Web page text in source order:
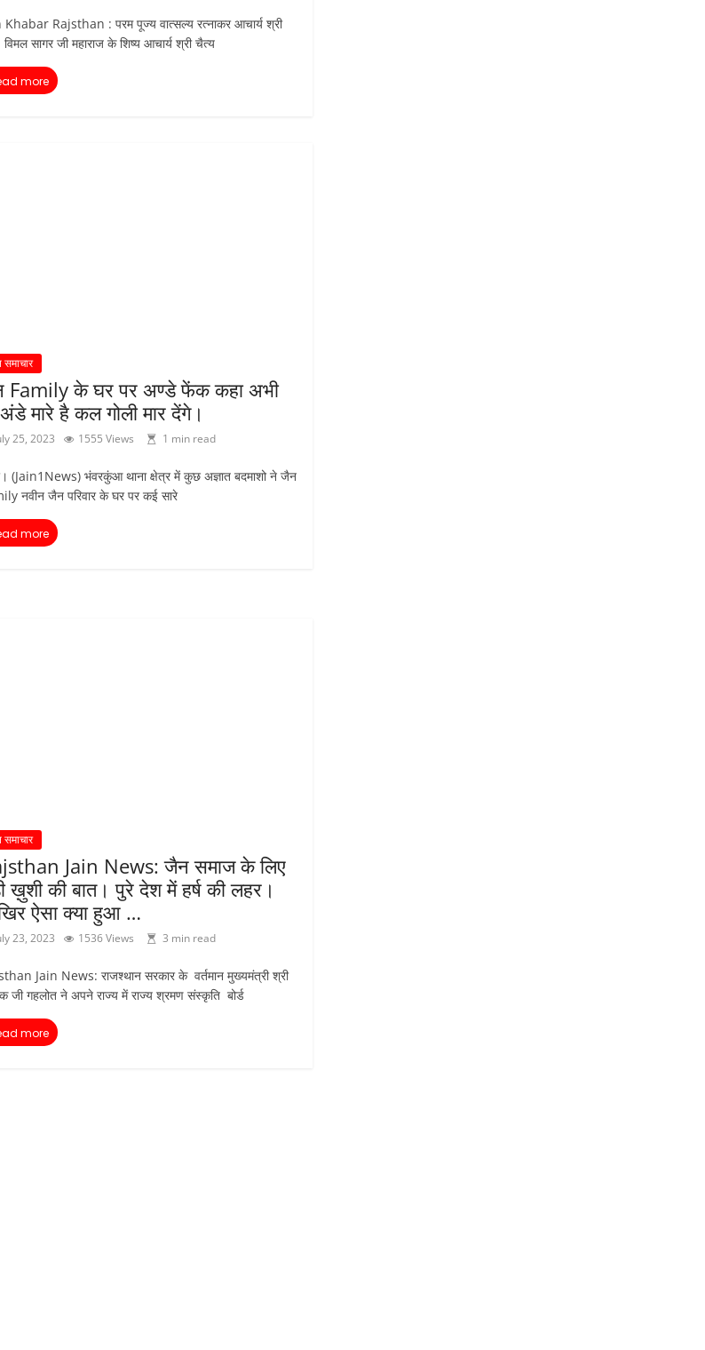
Khabar Rajsthan : परम पूज्य वात्सल्य रत्नाकर आचार्य श्री
सागर जी महाराज के शिष्य आचार्य श्री चैत्य
more
Family के घर पर अण्डे फेंक कहा अभी
मारे है कल गोली मार देंगे।
25, 2023 1555 Views 1 min read
(Jain1News) भंवरकुंआ थाना क्षेत्र में कुछ अज्ञात बदमाशो ने जैन
नवीन जैन परिवार के घर पर कई सारे
more
Jain News: जैन समाज के लिए
ख़ुशी की बात। पुरे देश में हर्ष की लहर।
ऐसा क्या हुआ …
23, 2023 1536 Views 3 min read
Jain News: राजश्थान सरकार के वर्तमान मुख्यमंत्री श्री
जी गहलोत ने अपने राज्य में राज्य श्रमण संस्कृति बोर्ड
more